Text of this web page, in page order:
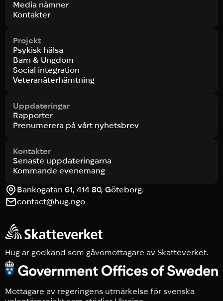
Media nämner
Kontakter
Projekt
Psykisk hälsa
Barn & Ungdom
Social integration
Veteranåterhämtning
Uppdateringar
Rapporter
Prenumerera på vårt nyhetsbrev
Kontakter
Senaste uppdateringarna
Kommande evenemang
Bankogatan 61, 414 80, Göteborg.
contact@hug.ngo
Hug är godkänd som gåvomottagare av Skatteverket.
Mottagare av regeringens utmärkelse för svenska